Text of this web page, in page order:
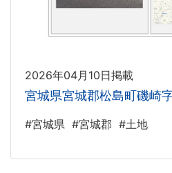
2026年04月10日掲載
宮城県宮城郡松島町磯崎
#宮城県 #宮城郡 #土地